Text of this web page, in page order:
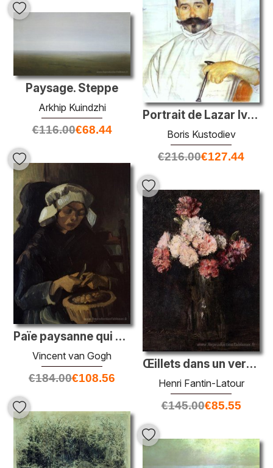
Portrait de Lazar Ivanovich Bublichenko
Boris Kustodiev
€216.00€127.44
Paysage. Steppe
Arkhip Kuindzhi
€116.00€68.44
Païe paysanne qui épluche des pommes de terre
Vincent van Gogh
€184.00€108.56
Œillets dans un verre de champagne
Henri Fantin-Latour
€145.00€85.55